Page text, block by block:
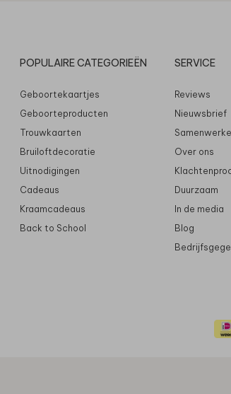
POPULAIRE CATEGORIEËN
Geboortekaartjes
Geboorteproducten
Trouwkaarten
Bruiloftdecoratie
Uitnodigingen
Cadeaus
Kraamcadeaus
Back to School
SERVICE
Reviews
Nieuwsbrief
Over ons
Duurzaam
In de media
Blog